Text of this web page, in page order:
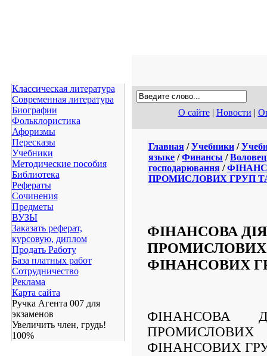
Классическая литература
Современная литература
Биографии
Фольклористика
Афоризмы
Пересказы
Учебники
Методические пособия
Библиотека
Рефераты
Сочинения
Предметы
ВУЗЫ
Заказать реферат,
курсовую, диплом
Продать Работу
База платных работ
Сотрудничество
Реклама
Карта сайта
Ручка Агента 007 для
экзаменов
Увеличить член, грудь!
100%
О сайте| Новости |
Главная /Учебники /
языке /Финансы /
господарювання /
ПРОМИСЛОВИХ ГРУП
ФІНАНСОВА
ПРОМИСЛОВИХ
ФІНАНСОВИХ
ФІНАНСОВА
ФІНАНСОВИХ